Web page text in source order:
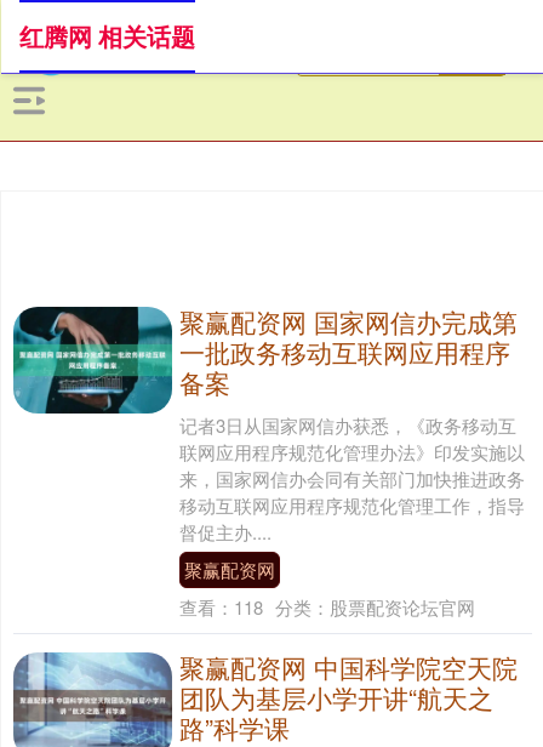
红腾网 相关话题
聚赢配资网 国家网信办完成第
一批政务移动互联网应用程序
备案
记者3日从国家网信办获悉，《政务移动互
联网应用程序规范化管理办法》印发实施以
来，国家网信办会同有关部门加快推进政务
移动互联网应用程序规范化管理工作，指导
督促主办....
聚赢配资网
查看： 118 分类： 股票配资论坛官网
聚赢配资网 中国科学院空天院
团队为基层小学开讲“航天之
路”科学课